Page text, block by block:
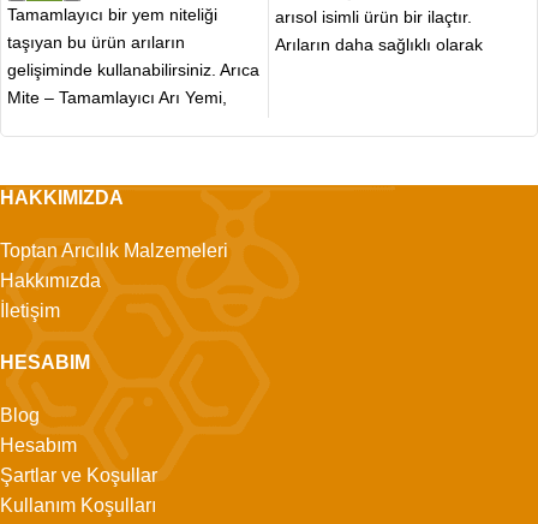
Tamamlayıcı bir yem niteliği
taşıyan bu ürün arıların
gelişiminde kullanabilirsiniz. Arıca
Mite – Tamamlayıcı Arı Yemi,
arısol isimli ürün bir ilaçtır.
Arıların daha sağlıklı olarak
HAKKIMIZDA
Toptan Arıcılık Malzemeleri
Hakkımızda
İletişim
HESABIM
Blog
Hesabım
Şartlar ve Koşullar
Kullanım Koşulları